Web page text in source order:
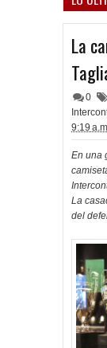
La
0
9:19
En una
La
del